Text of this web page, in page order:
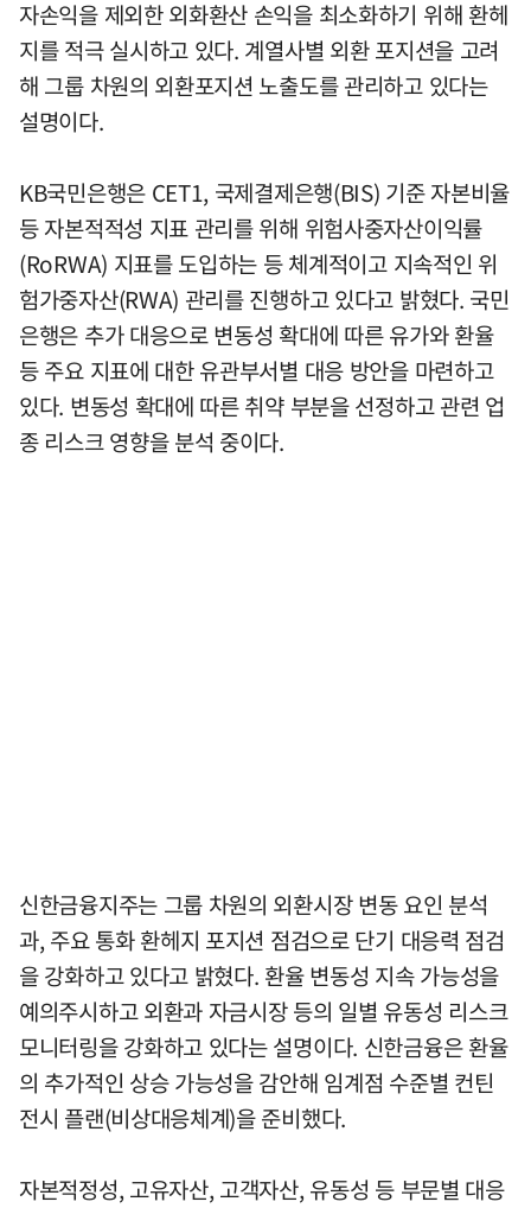
자손익을 제외한 외화환산 손익을 최소화하기 위해 환헤
지를 적극 실시하고 있다. 계열사별 외환 포지션을 고려
해 그룹 차원의 외환포지션 노출도를 관리하고 있다는
설명이다.
KB국민은행은 CET1, 국제결제은행(BIS) 기준 자본비율
등 자본적적성 지표 관리를 위해 위험사중자산이익률
(RoRWA) 지표를 도입하는 등 체계적이고 지속적인 위
험가중자산(RWA) 관리를 진행하고 있다고 밝혔다. 국민
은행은 추가 대응으로 변동성 확대에 따른 유가와 환율
등 주요 지표에 대한 유관부서별 대응 방안을 마련하고
있다. 변동성 확대에 따른 취약 부분을 선정하고 관련 업
종 리스크 영향을 분석 중이다.
신한금융지주는 그룹 차원의 외환시장 변동 요인 분석
과, 주요 통화 환헤지 포지션 점검으로 단기 대응력 점검
을 강화하고 있다고 밝혔다. 환율 변동성 지속 가능성을
예의주시하고 외환과 자금시장 등의 일별 유동성 리스크
모니터링을 강화하고 있다는 설명이다. 신한금융은 환율
의 추가적인 상승 가능성을 감안해 임계점 수준별 컨틴
전시 플랜(비상대응체계)을 준비했다.
자본적정성, 고유자산, 고객자산, 유동성 등 부문별 대응